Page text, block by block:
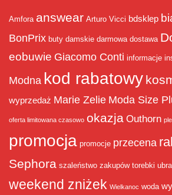
Amfora answear Arturo Vicci bdsklep
BonPrix buty damskie darmowa dostawa
eobuwie Giacomo Conti informacje
Modna kod rabatowy
wyprzedaż Marie Zelie Moda Size
oferta limitowana czasowo okazja Outhorn
promocja promocje przecena
Sephora szaleństwo zakupów torebki
weekend zniżek Wielkanoc woda